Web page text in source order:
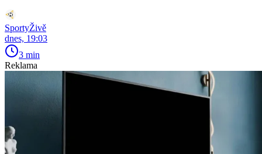
SportyŽivě
dnes, 19:03
3 min
Reklama